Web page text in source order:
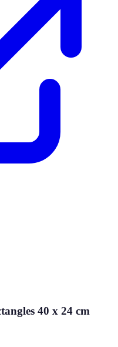
40 x 24 cm